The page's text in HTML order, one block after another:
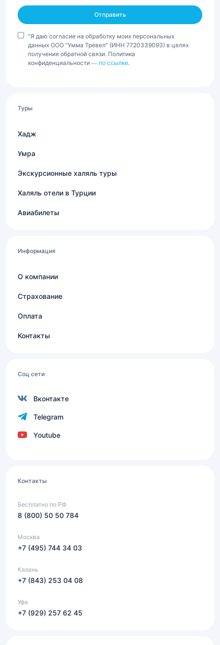
"Я даю согласие на обработку моих персональных
данных ООО "Умма Тревел" (ИНН 7720339093) в целях
получения обратной связи. Политика
конфиденциальности — по ссылке.
Туры
Хадж
Умра
Экскурсионные халяль туры
Халяль отели в Турции
Авиабилеты
Информация
О компании
Страхование
Оплата
Контакты
Соц сети
Вконтакте
Telegram
Youtube
Контакты
Бесплатно по РФ
8 (800) 50 50 784
Москва
+7 (495) 744 34 03
Казань
+7 (843) 253 04 08
Уфа
+7 (929) 257 62 45